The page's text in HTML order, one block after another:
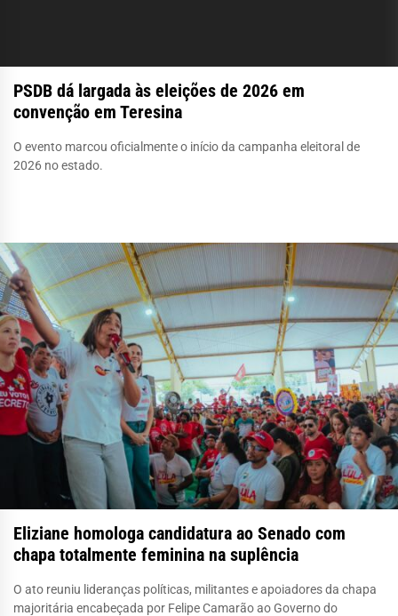
PSDB dá largada às eleições de 2026 em
convenção em Teresina
O evento marcou oficialmente o início da campanha eleitoral de
2026 no estado.
Eliziane homologa candidatura ao Senado com
chapa totalmente feminina na suplência
O ato reuniu lideranças políticas, militantes e apoiadores da chapa
majoritária encabeçada por Felipe Camarão ao Governo do